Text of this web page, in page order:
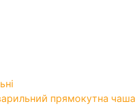
прямокутна чаша